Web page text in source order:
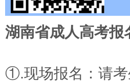
湖南省成人高考报
①.现场报名：请考